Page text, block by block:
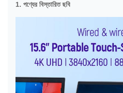
1. পণ্যের বিস্তারিত ছবি